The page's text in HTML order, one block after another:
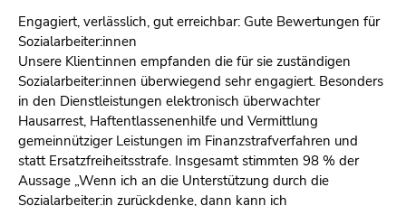
Engagiert, verlässlich, gut erreichbar: Gute Bewertungen für
Sozialarbeiter:innen
Unsere Klient:innen empfanden die für sie zuständigen
Sozialarbeiter:innen überwiegend sehr engagiert. Besonders
in den Dienstleistungen elektronisch überwachter
Hausarrest, Haftentlassenenhilfe und Vermittlung
gemeinnütziger Leistungen im Finanzstrafverfahren und
statt Ersatzfreiheitsstrafe. Insgesamt stimmten 98 % der
Aussage „Wenn ich an die Unterstützung durch die
Sozialarbeiter:in zurückdenke, dann kann ich